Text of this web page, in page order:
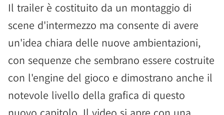
Il trailer è costituito da un montaggio di
scene d'intermezzo ma consente di avere
un'idea chiara delle nuove ambientazioni,
con sequenze che sembrano essere costruite
con l'engine del gioco e dimostrano anche il
notevole livello della grafica di questo